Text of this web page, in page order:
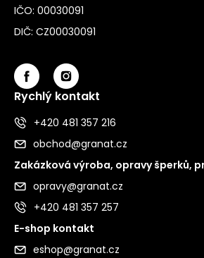
IČO: 00030091
DIČ: CZ00030091
Rychlý kontakt
+420 481 357 216
obchod@granat.cz
Zakázková výroba, opravy šperků,
opravy@granat.cz
+420 481 357 257
E-shop kontakt
eshop@granat.cz